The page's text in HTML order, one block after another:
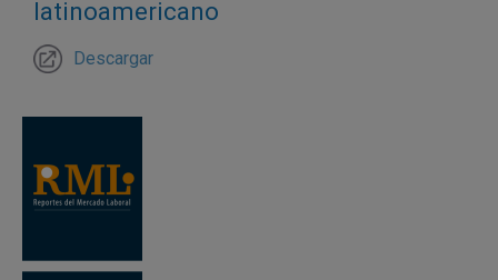
asalariado y no asalariado, respectivamente.
la TD elaboradas por el equipo técnico del Banco de
explicados en el
abril de 2026
latinoamericano
Descargar